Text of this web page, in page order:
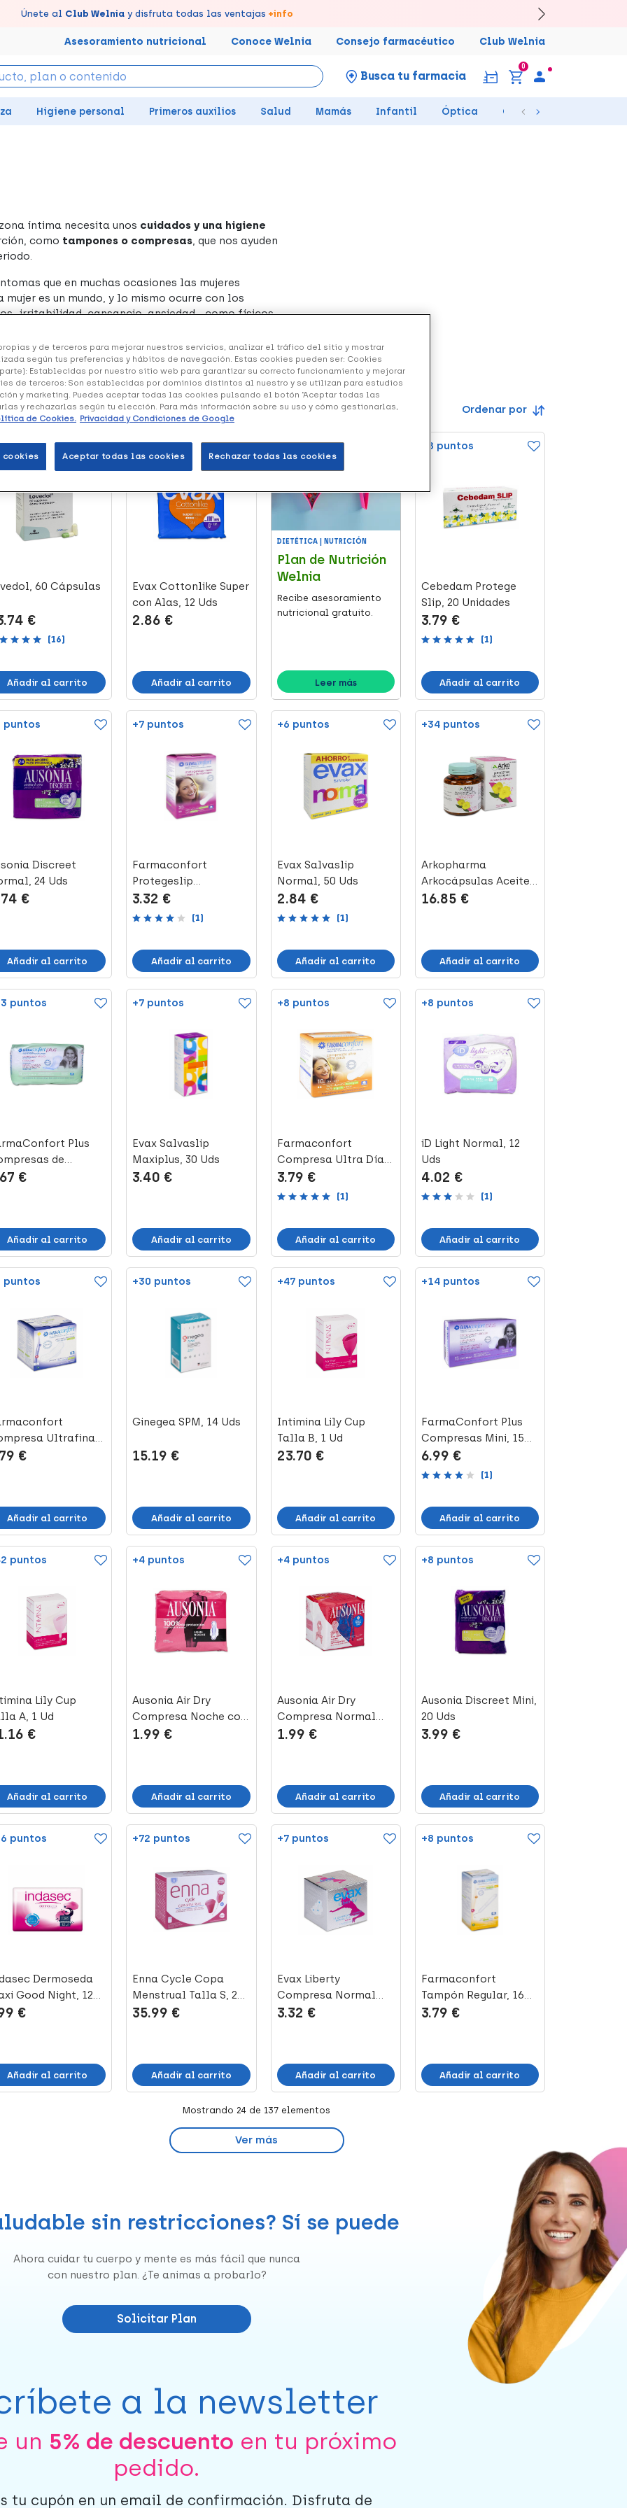
Disfruta de la entregarápida y gratuita en farmacia
Únete al Club Welniay disfruta todas las ventajas +info
un7% de descuentocreando tu cuentaaquí
puntos en tu Farmacia de Confianza, acumúlalos online.
Asesoramiento nutricional Conoce Welnia Consejo farmacéutico Club Welnia
Busca tu farmacia
0
Higiene personal Primeros auxilios Salud Mamás Infantil Óptica Ortopedia
íntima necesita unos cuidados y una higiene
como tampones o compresas, que nos ayuden
que en muchas ocasiones las mujeres
es un mundo, y lo mismo ocurre con los
-irritabilidad, cansancio, ansiedad-, como físicos
de acné-.
Ordenar por
puntos
60 Cápsulas
€
(16)
Añadir al carrito
+6 puntos
Evax Cottonlike Super
con Alas, 12 Uds
2.86 €
Añadir al carrito
DIETÉTICA | NUTRICIÓN
Plan de Nutrición
Welnia
Recibe asesoramiento
nutricional gratuito.
Leer más
+8 puntos
Cebedam Protege
Slip, 20 Unidades
3.79 €
(1)
Añadir al carrito
puntos
Discreet
24 Uds
€
Añadir al carrito
+7 puntos
Farmaconfort
Protegeslip
Anatómicos Classic
de A...
3.32 €
(1)
Añadir al carrito
+6 puntos
Evax Salvaslip
Normal, 50 Uds
2.84 €
(1)
Añadir al carrito
+34 puntos
Arkopharma
Arkocápsulas Aceite
de Onagra, 100 Pe...
16.85 €
Añadir al carrito
puntos
Plus
de
Súper, 10...
€
Añadir al carrito
+7 puntos
Evax Salvaslip
Maxiplus, 30 Uds
3.40 €
Añadir al carrito
+8 puntos
Farmaconfort
Compresa Ultra Día
con Alas, 10 Uds
3.79 €
(1)
Añadir al carrito
+8 puntos
iD Light Normal, 12
Uds
4.02 €
(1)
Añadir al carrito
puntos
Ultrafina
Alas Noche, ...
€
Añadir al carrito
+30 puntos
Ginegea SPM, 14 Uds
15.19 €
Añadir al carrito
+47 puntos
Intimina Lily Cup
Talla B, 1 Ud
23.70 €
Añadir al carrito
+14 puntos
FarmaConfort Plus
Compresas Mini, 15
Uds
6.99 €
(1)
Añadir al carrito
puntos
Lily Cup
A, 1 Ud
€
Añadir al carrito
+4 puntos
Ausonia Air Dry
Compresa Noche con
Alas, 8 Uds
1.99 €
Añadir al carrito
+4 puntos
Ausonia Air Dry
Compresa Normal
con Alas, 14 Uds
1.99 €
Añadir al carrito
+8 puntos
Ausonia Discreet Mini,
20 Uds
3.99 €
Añadir al carrito
puntos
Dermoseda
Good Night, 12
€
Añadir al carrito
+72 puntos
Enna Cycle Copa
Menstrual Talla S, 2
Uds
35.99 €
Añadir al carrito
+7 puntos
Evax Liberty
Compresa Normal
con Alas, 12 Uds
3.32 €
Añadir al carrito
+8 puntos
Farmaconfort
Tampón Regular, 16
Uds
3.79 €
Añadir al carrito
Mostrando 24 de 137 elementos
Ver más
sin restricciones? Sí se puede
Ahora cuidar tu cuerpo y mente es más fácil que nunca
con nuestro plan. ¿Te animas a probarlo?
Solicitar Plan
a la newsletter
un 5% de descuento en tu próximo
pedido.
tu cupón en un email de confirmación. Disfruta de
y de terceros para mejorar nuestros servicios, analizar el tráfico del sitio y mostrar
según tus preferencias y hábitos de navegación. Estas cookies pueden ser: Cookies
Establecidas por nuestro sitio web para garantizar su correcto funcionamiento y mejorar
de terceros: Son establecidas por dominios distintos al nuestro y se utilizan para estudios
y marketing. Puedes aceptar todas las cookies pulsando el botón “Aceptar todas las
y rechazarlas según tu elección. Para más información sobre su uso y cómo gestionarlas,
de Cookies. Privacidad y Condiciones de Google
cookies Rechazar todas las cookies
Aceptar todas las cookies